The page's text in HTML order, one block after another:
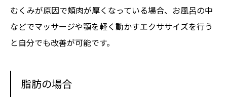
むくみが原因で頬肉が厚くなっている場合、お風呂の中
などでマッサージや顎を軽く動かすエクササイズを行う
と自分でも改善が可能です。
脂肪の場合